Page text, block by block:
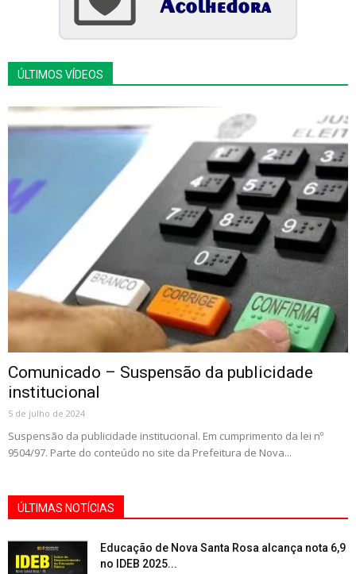
ÚLTIMOS VÍDEOS
Comunicado – Suspensão da publicidade
institucional
5 de julho de 2024
Suspensão da publicidade institucional. Em cumprimento da lei nº
9504/97. Parte do conteúdo no site da Prefeitura de Nova...
ÚLTIMAS NOTÍCIAS
Educação de Nova Santa Rosa alcança nota 6,9
no IDEB 2025...